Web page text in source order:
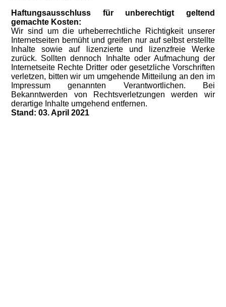
Haftungsausschluss für unberechtigt geltend
gemachte Kosten:
Wir sind um die urheberrechtliche Richtigkeit unserer
Internetseiten bemüht und greifen nur auf selbst erstellte
Inhalte sowie auf lizenzierte und lizenzfreie Werke
zurück. Sollten dennoch Inhalte oder Aufmachung der
Internetseite Rechte Dritter oder gesetzliche Vorschriften
verletzen, bitten wir um umgehende Mitteilung an den im
Impressum genannten Verantwortlichen. Bei
Bekanntwerden von Rechtsverletzungen werden wir
derartige Inhalte umgehend entfernen.
Stand: 03. April 2021